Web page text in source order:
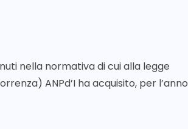
nella normativa di cui alla legge
ANPd’I ha acquisito, per l’anno